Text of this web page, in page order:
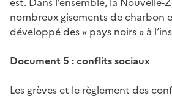
nombreux gisements de charbon
développé des « pays noirs » à
Document 5 : conflits sociaux
Les grèves et le règlement des